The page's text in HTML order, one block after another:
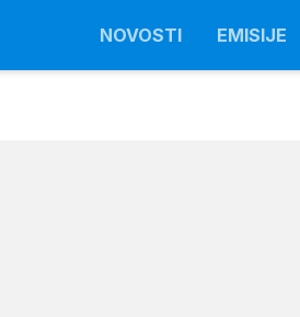
NOVOSTI EMISIJE